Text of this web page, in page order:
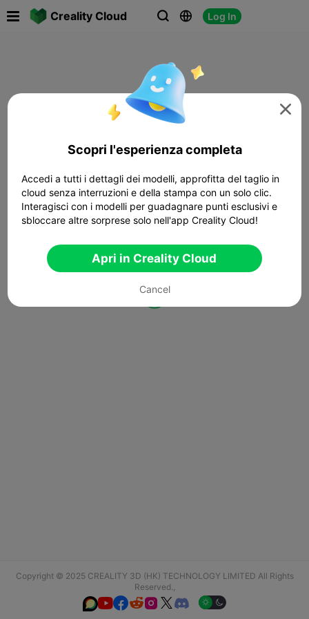
Creality Cloud   Log In
Copyright © 2025 CREALITY 3D (HK) TECHNOLOGY LIMITED All Rights
Reserved.,
  

Scopri l'esperienza completa
Accedi a tutti i dettagli dei modelli, approfitta del taglio in
cloud senza interruzioni e della stampa con un solo clic.
Interagisci con i modelli per guadagnare punti esclusivi e
sbloccare altre sorprese solo nell'app Creality Cloud!
Apri in Creality Cloud
Cancel